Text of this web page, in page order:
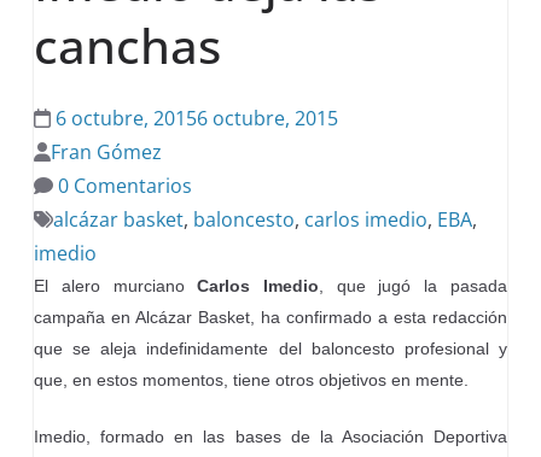
canchas
6 octubre, 20156 octubre, 2015
Fran Gómez
0 Comentarios
alcázar basket, baloncesto, carlos imedio, EBA,
imedio
El alero murcianoCarlos Imedio , que jugó la pasada
campaña en Alcázar Basket, ha confirmado a esta redacción
que se aleja indefinidamente del baloncesto profesional y
que, en estos momentos, tiene otros objetivos en mente.
Imedio, formado en las bases de la Asociación Deportiva